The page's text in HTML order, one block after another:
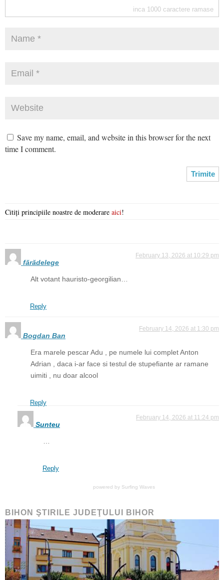
inca 1000 caractere ramase
Save my name, email, and website in this browser for the next
time I comment.
Citiți principiile noastre de moderare aici!
fărădelege
February 13, 2026 at 10:29 pm
Alt votant hauristo-georgilian…
Reply
Bogdan Ban
February 14, 2026 at 1:30 pm
Era marele pescar Adu , pe numele lui complet Anton
Adrian , daca i-ar face si testul de stupefiante ar ramane
uimiti , nu doar alcool
Reply
Sunteu
February 14, 2026 at 11:24 pm
Reply
powered by Surfing Waves
BIHON ŞTIRILE JUDEŢULUI BIHOR